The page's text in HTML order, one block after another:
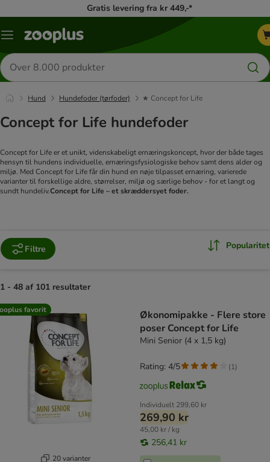
Gratis levering fra kr 449,-*
Menu
Søg
efter
produkter
Hund Hundefoder (tørfoder) ★ Concept for Life
Concept for Life hundefoder
Concept for Life er et unikt, videnskabeligt ernæringskoncept, hvor der både tages
hensyn til hundens individuelle, ernæringsfysiologiske behov samt dens alder og
miljø. Med Concept for Life får din hund en nøje tilpasset ernæring, varierede
varianter til forskellige aldre, størrelser, miljø og særlige behov - for et langt og
sundt hundeliv.Concept for Life – et skræddersyet foder.
Filtre Popularitet
1 - 48 af 101 resultater
product items have been changed
favorit
20 varianter
Økonomipakke - Flere store
poser Concept for Life
Mini Senior (4 x 1,5 kg)
Individuelt 299,60 kr
269,90 kr
45,00 kr / kg
256,41 kr
Rating: 4/5 (1)